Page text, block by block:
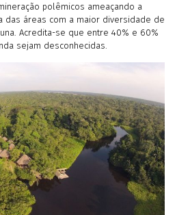
polêmicos ameaçando a
das áreas com a maior diversidade de
Acredita-se que entre 40% e 60%
sejam desconhecidas.